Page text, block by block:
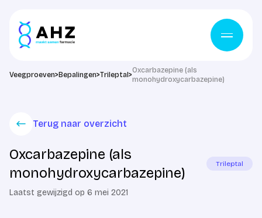
Veegproeven> Bepalingen>Trileptal >
Oxcarbazepine (als
monohydroxycarbazepine)
Terug naar overzicht
Oxcarbazepine (als
monohydroxycarbazepine)
Trileptal
Laatst gewijzigd op 6 mei 2021